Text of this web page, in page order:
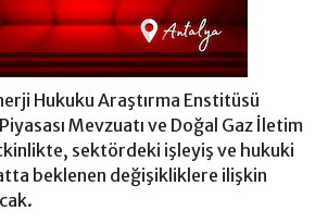
Hukuku Araştırma Enstitüsü
Mevzuatı ve Doğal Gaz İletim
sektördeki işleyiş ve hukuki
beklenen değişikliklere ilişkin